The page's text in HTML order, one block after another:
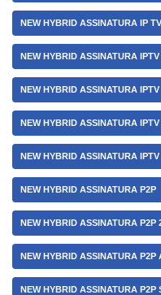
NEW HYBRID ASSINATURA IP TV
NEW HYBRID ASSINATURA IPTV
NEW HYBRID ASSINATURA
NEW HYBRID ASSINATURA
NEW HYBRID ASSINATURA
NEW HYBRID ASSINATURA P2P
NEW HYBRID ASSINATURA P2P
NEW HYBRID ASSINATURA P2P
NEW HYBRID ASSINATURA P2P